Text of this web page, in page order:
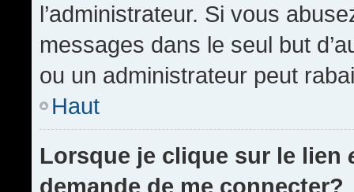
l’administrateur. Si vous
messages dans le seul but
ou un administrateur peut
Haut
Lorsque je clique sur le lien
demande de me connecter?